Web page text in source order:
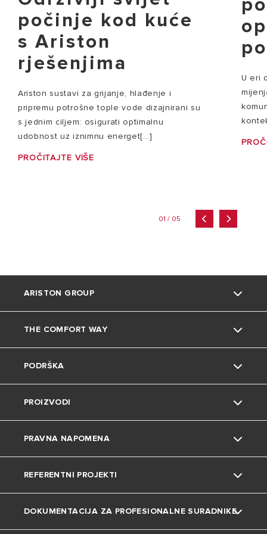
počinje kod kuće
s Ariston
rješenjima
Ariston sustavi za grijanje, hlađenje i
pripremu potrošne tople vode dizajnirani su
s jednim ciljem: osigurati optimalnu
udobnost uz iznimnu energet[...]
PROČITAJTE VIŠE
U eri
01 / 05
ARISTON GROUP
O nama
Grupa
Karijera
THE COMFORT WAY
Okoliš
Savjeti i trikovi
Uređenje doma
PODRŠKA
Kontakt
Česta pitanja
Katalozi i dokumentacija
PROIZVODI
Grijalice vode
Dizalice topline
Plinski bojleri
PRAVNA NAPOMENA
Privatnost
Kolačići
REFERENTNI PROJEKTI
Projekti
DOKUMENTACIJA ZA PROFESIONALNE SURADNIKE